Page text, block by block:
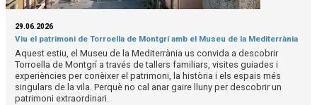
29.06.2026
Viu el patrimoni de Torroella de Montgrí amb el Museu de la Mediterrània
Aquest estiu, el Museu de la Mediterrània us convida a descobrir
Torroella de Montgrí a través de tallers familiars, visites guiades i
experiències per conèixer el patrimoni, la història i els espais més
singulars de la vila. Perquè no cal anar gaire lluny per descobrir un
patrimoni extraordinari.